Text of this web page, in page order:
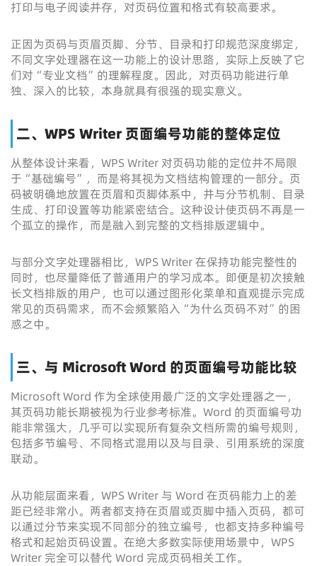
打印与电子阅读并存，对页码位置和格式有较高要求。
正因为页码与页眉页脚、分节、目录和打印规范深度绑定，
不同文字处理器在这一功能上的设计思路，实际上反映了它
们对“专业文档”的理解程度。因此，对页码功能进行单
独、深入的比较，本身就具有很强的现实意义。
二、WPS Writer 页面编号功能的整体定位
从整体设计来看，WPS Writer 对页码功能的定位并不局限
于“基础编号”，而是将其视为文档结构管理的一部分。页
码被明确地放置在页眉和页脚体系中，并与分节机制、目录
生成、打印设置等功能紧密结合。这种设计使页码不再是一
个孤立的操作，而是融入到完整的文档排版逻辑中。
与部分文字处理器相比，WPS Writer 在保持功能完整性的
同时，也尽量降低了普通用户的学习成本。即便是初次接触
长文档排版的用户，也可以通过图形化菜单和直观提示完成
常见的页码需求，而不会频繁陷入“为什么页码不对”的困
惑之中。
三、与 Microsoft Word 的页面编号功能比较
Microsoft Word 作为全球使用最广泛的文字处理器之一，
其页码功能长期被视为行业参考标准。Word 的页面编号功
能非常强大，几乎可以实现所有复杂文档所需的编号规则，
包括多节编号、不同格式混用以及与目录、引用系统的深度
联动。
从功能层面来看，WPS Writer 与 Word 在页码能力上的差
距已经非常小。两者都支持在页眉或页脚中插入页码，都可
以通过分节来实现不同部分的独立编号，也都支持多种编号
格式和起始页码设置。在绝大多数实际使用场景中，WPS
Writer 完全可以替代 Word 完成页码相关工作。